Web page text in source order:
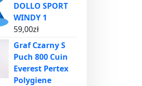
DOLLO SPORT
WINDY 1
59,00zł
Graf Czarny S
Puch 800 Cuin
Everest Pertex
Polygiene